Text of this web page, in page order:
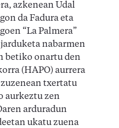
azkenean Udal
da Fadura eta
“La Palmera”
nabarmen
betiko onartu den
(HAPO) aurrera
txertatu
aurkeztu zen
arduradun
ukatu zuena